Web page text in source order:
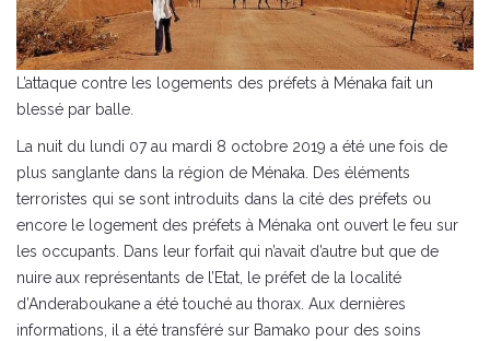
L’attaque contre les logements des préfets à Ménaka fait un
blessé par balle.
La nuit du lundi 07 au mardi 8 octobre 2019 a été une fois de
plus sanglante dans la région de Ménaka. Des éléments
terroristes qui se sont introduits dans la cité des préfets ou
encore le logement des préfets à Ménaka ont ouvert le feu sur
les occupants. Dans leur forfait qui n’avait d’autre but que de
nuire aux représentants de l’Etat, le préfet de la localité
d’Anderaboukane a été touché au thorax. Aux dernières
informations, il a été transféré sur Bamako pour des soins